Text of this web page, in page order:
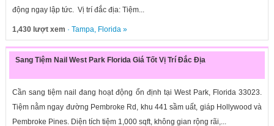
động ngay lập tức. Vị trí đắc địa: Tiệm...
1,430 lượt xem · Tampa, Florida»
Sang Tiệm Nail West Park Florida Giá Tốt Vị Trí Đắc Địa
Cần sang tiệm nail đang hoạt động ổn định tại West Park, Florida 33023.
Tiệm nằm ngay đường Pembroke Rd, khu 441 sầm uất, giáp Hollywood và
Pembroke Pines. Diện tích tiệm 1,000 sqft, không gian rộng rãi,...